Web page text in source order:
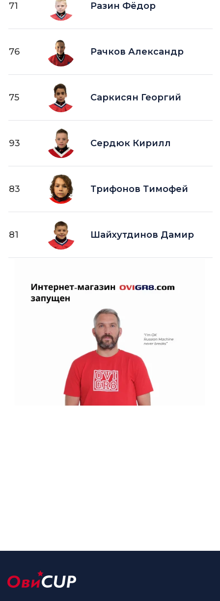
71 Разин Фёдор
76 Рачков Александр
75 Саркисян Георгий
93 Сердюк Кирилл
83 Трифонов Тимофей
81 Шайхутдинов Дамир